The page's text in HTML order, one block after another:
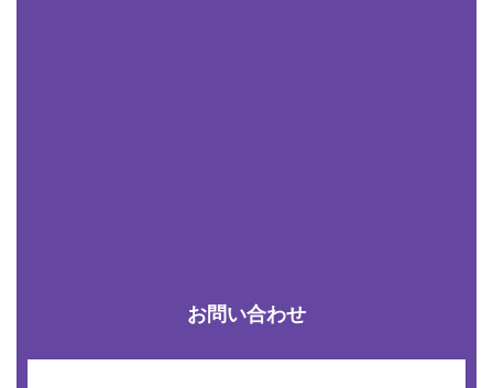
お問い合わせ